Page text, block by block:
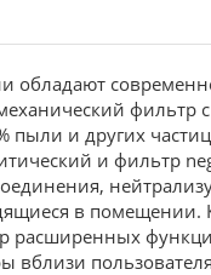
обладают
фильтр
пыли и других
и фильтр
в помещении.
расширенных
вблизи